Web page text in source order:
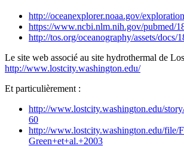
http://oceanexplorer.noaa.gov/
https://www.ncbi.nlm.nih.gov/pubmed/
http://tos.org/oceanography/assets/docs/
Le site web associé au site hydrothermal de
http://www.lostcity.washington.edu/
Et particulièrement :
http://www.lostcity.washington.edu/
60
http://www.lostcity.washington.edu/file/
Green+et+al.+2003